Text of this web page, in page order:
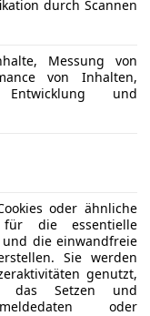
Chevy Van
pro Jahr. Die Kfz-
und die
500 Euro pro
Van liegen
für ihren
von etwa 400
die
hoch.
Ami mit 375
durch Scannen
Messung von
von Inhalten,
Entwicklung und
oder ähnliche
die essentielle
die einwandfreie
Sie werden
genutzt,
das Setzen und
oder